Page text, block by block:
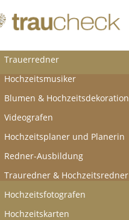
Trauerredner
Hochzeitsmusiker
Blumen & Hochzeitsdekoration
Videografen
Hochzeitsplaner und Planerin
Redner-Ausbildung
Trauredner & Hochzeitsredner
Hochzeitsfotografen
Hochzeitskarten